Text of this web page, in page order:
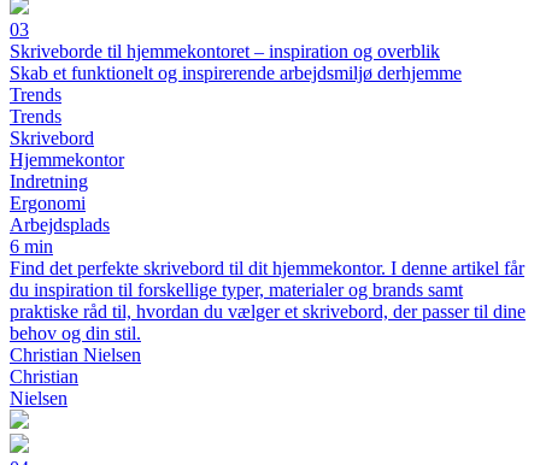
03
Skriveborde til hjemmekontoret – inspiration og overblik
Skab et funktionelt og inspirerende arbejdsmiljø derhjemme
Trends
Trends
Skrivebord
Hjemmekontor
Indretning
Ergonomi
Arbejdsplads
6 min
Find det perfekte skrivebord til dit hjemmekontor. I denne artikel får
du inspiration til forskellige typer, materialer og brands samt
praktiske råd til, hvordan du vælger et skrivebord, der passer til dine
behov og din stil.
Christian Nielsen
Christian
Nielsen